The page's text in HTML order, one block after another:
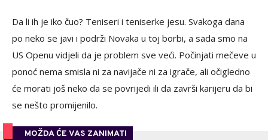
Da li ih je iko čuo? Teniseri i teniserke jesu. Svakoga dana
po neko se javi i podrži Novaka u toj borbi, a sada smo na
US Openu vidjeli da je problem sve veći. Počinjati mečeve u
ponoć nema smisla ni za navijače ni za igrače, ali očigledno
će morati još neko da se povrijedi ili da završi karijeru da bi
se nešto promijenilo.
MOŽDA ĆE VAS ZANIMATI